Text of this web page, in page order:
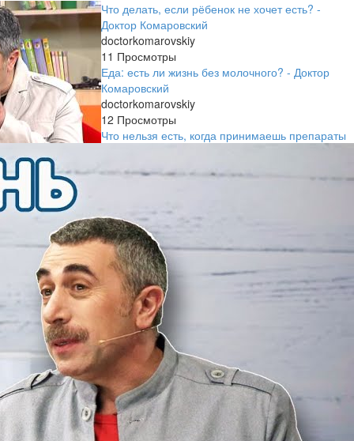
Что делать, если рёбенок не хочет есть? -
Доктор Комаровский
doctorkomarovskiy
11 Просмотры
Еда: есть ли жизнь без молочного? - Доктор
Комаровский
doctorkomarovskiy
12 Просмотры
Что нельзя есть, когда принимаешь препараты